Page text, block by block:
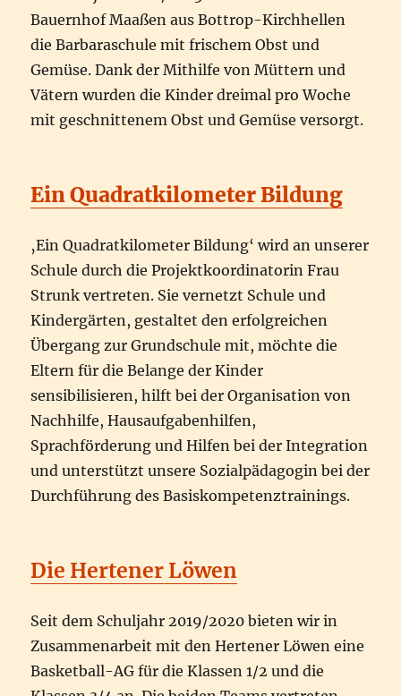
Bauernhof Maaßen aus Bottrop-Kirchhellen
die Barbaraschule mit frischem Obst und
Gemüse. Dank der Mithilfe von Müttern und
Vätern wurden die Kinder dreimal pro Woche
mit geschnittenem Obst und Gemüse versorgt.
Ein Quadratkilometer Bildung
‚Ein Quadratkilometer Bildung‘ wird an unserer
Schule durch die Projektkoordinatorin Frau
Strunk vertreten. Sie vernetzt Schule und
Kindergärten, gestaltet den erfolgreichen
Übergang zur Grundschule mit, möchte die
Eltern für die Belange der Kinder
sensibilisieren, hilft bei der Organisation von
Nachhilfe, Hausaufgabenhilfen,
Sprachförderung und Hilfen bei der Integration
und unterstützt unsere Sozialpädagogin bei der
Durchführung des Basiskompetenztrainings.
Die Hertener Löwen
Seit dem Schuljahr 2019/2020 bieten wir in
Zusammenarbeit mit den Hertener Löwen eine
Basketball-AG für die Klassen 1/2 und die